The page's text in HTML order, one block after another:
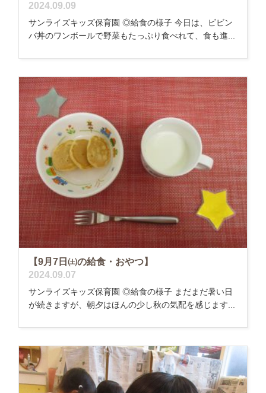
2024.09.09
サンライズキッズ保育園 ◎給食の様子 今日は、ビビン
バ丼のワンボールで野菜もたっぷり食べれて、食も進...
【9月7日㈯の給食・おやつ】
2024.09.07
サンライズキッズ保育園 ◎給食の様子 まだまだ暑い日
が続きますが、朝夕はほんの少し秋の気配を感じます...